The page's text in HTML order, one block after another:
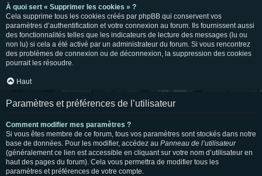
À quoi sert « Supprimer les cookies » ?
Cela supprime tous les cookies créés par phpBB qui conservent vos
paramètres d’authentification et votre connexion au forum. Ils fournissent aussi
des fonctionnalités telles que les indicateurs de lecture des messages (lu ou
non lu) si cela a été activé par un administrateur du forum. Si vous rencontrez
des problèmes de connexion ou de déconnexion, la suppression des cookies
pourrait les résoudre.
Haut
Paramètres et préférences de l’utilisateur
Comment modifier mes paramètres ?
Si vous êtes membre de ce forum, tous vos paramètres sont stockés dans notre
base de données. Pour les modifier, accédez au Panneau de l’utilisateur
(généralement ce lien est accessible en cliquant sur votre nom d’utilisateur en
haut des pages du forum). Cela vous permettra de modifier tous les
paramètres et préférences de votre compte.